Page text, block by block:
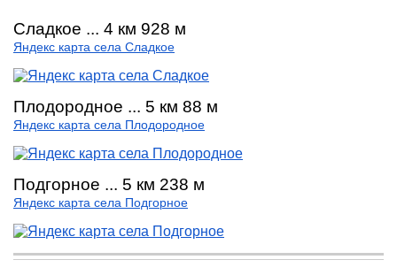
Сладкое ... 4 км 928 м
Яндекс карта села Сладкое
Плодородное ... 5 км 88 м
Яндекс карта села Плодородное
Подгорное ... 5 км 238 м
Яндекс карта села Подгорное